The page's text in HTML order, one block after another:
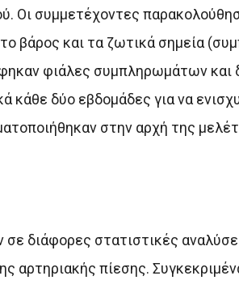
Οι συμμετέχοντες
βάρος και τα ζωτικά σημεία
φιάλες συμπληρωμάτων και
κάθε δύο εβδομάδες για να
στην αρχή της
διάφορες στατιστικές
αρτηριακής πίεσης.